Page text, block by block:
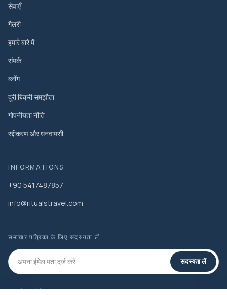
सेवाएँ
गैलरी
हमारे बारे में
संपर्क
ब्लॉग
दूरी बिक्री समझौता
गोपनीयता नीति
रद्दीकरण और धनवापसी
INFORMATIONS
+90 5417487857
info@ritualstravel.com
समाचार पत्रिका के लिए सदस्यता लें
सदस्यता लें
सामाजिक मीडिया